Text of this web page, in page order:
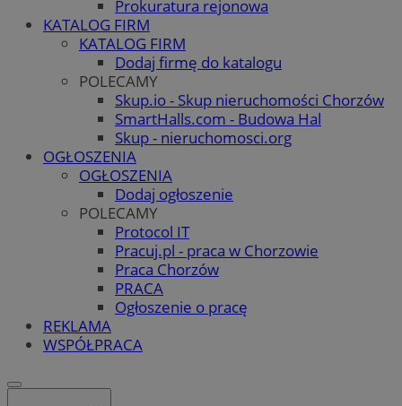
Prokuratura rejonowa
KATALOG FIRM
KATALOG FIRM
Dodaj firmę do katalogu
POLECAMY
Skup.io - Skup nieruchomości Chorzów
SmartHalls.com - Budowa Hal
Skup - nieruchomosci.org
OGŁOSZENIA
OGŁOSZENIA
Dodaj ogłoszenie
POLECAMY
Protocol IT
Pracuj.pl - praca w Chorzowie
Praca Chorzów
PRACA
Ogłoszenie o pracę
REKLAMA
WSPÓŁPRACA